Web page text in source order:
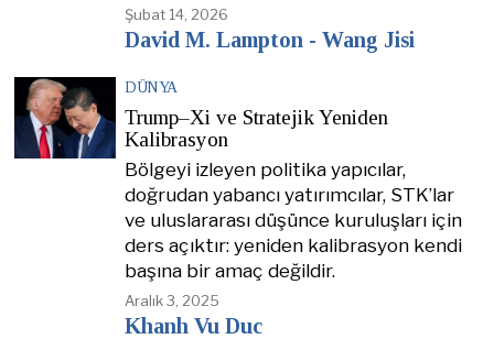
Şubat 14, 2026
David M. Lampton - Wang Jisi
DÜNYA
Trump–Xi ve Stratejik Yeniden
Kalibrasyon
Bölgeyi izleyen politika yapıcılar,
doğrudan yabancı yatırımcılar, STK’lar
ve uluslararası düşünce kuruluşları için
ders açıktır: yeniden kalibrasyon kendi
başına bir amaç değildir.
Aralık 3, 2025
Khanh Vu Duc